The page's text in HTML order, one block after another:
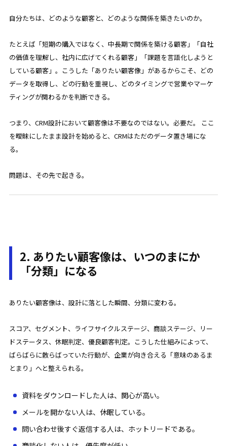
自分たちは、どのような顧客と、どのような関係を築きたいのか。
たとえば「短期の購入ではなく、中長期で関係を築ける顧客」「自社
の価値を理解し、社内に広げてくれる顧客」「課題を言語化しようと
している顧客」。こうした「ありたい顧客像」があるからこそ、どの
データを取得し、どの行動を重視し、どのタイミングで営業やマーケ
ティングが関わるかを判断できる。
つまり、CRM設計において顧客像は不要なのではない。必要だ。 ここ
を曖昧にしたまま設計を始めると、CRMはただのデータ置き場にな
る。
問題は、その先で起きる。
2. ありたい顧客像は、いつのまにか
「分類」になる
ありたい顧客像は、設計に落とした瞬間、分類に変わる。
スコア、セグメント、ライフサイクルステージ、商談ステージ、リー
ドステータス、休眠判定、優良顧客判定。こうした仕組みによって、
ばらばらに散らばっていた行動が、企業が向き合える「意味のあるま
とまり」へと整えられる。
資料をダウンロードした人は、関心が高い。
メールを開かない人は、休眠している。
問い合わせ後すぐ返信する人は、ホットリードである。